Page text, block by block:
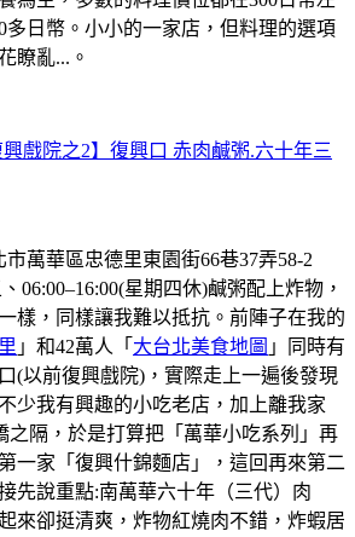
多日幣。小小的一家店，但料理的選項
瞭亂...。
興戲院之2】復興口 赤肉鹹粥.六十年三
萬華區忠德里東園街66巷37弄58-2
06:00–16:00(星期四休)鹹粥配上炸物，
樣，同樣讓我難以抵抗。前陣子在我的
」和42萬人「 大台北美食地圖 」同時有
(以前復興戲院)，實際走上一遍後發現
少我有興趣的小吃老店，加上離我家
之隔，於是打算把「萬華小吃系列」再
一家「復興什錦麵店」，這回再來第二
先說重點:南萬華六十年（三代）肉
來卻挺清爽，炸物紅燒肉不錯，炸蝦居